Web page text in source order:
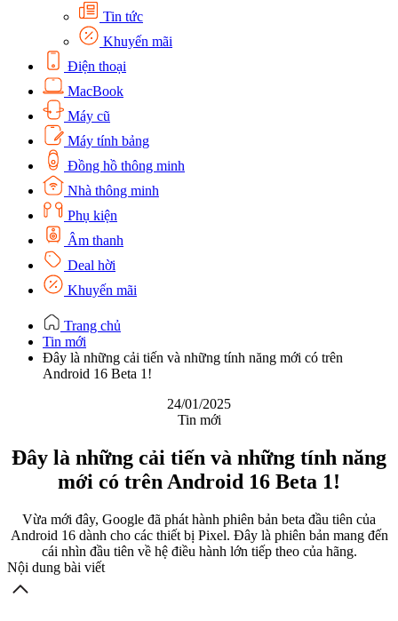
Tin tức
Khuyến mãi
Điện thoại
MacBook
Máy cũ
Máy tính bảng
Đồng hồ thông minh
Nhà thông minh
Phụ kiện
Âm thanh
Deal hời
Khuyến mãi
Trang chủ
Tin mới
Đây là những cải tiến và những tính năng mới có trên
Android 16 Beta 1!
24/01/2025
Tin mới
Đây là những cải tiến và những tính năng
mới có trên Android 16 Beta 1!
Vừa mới đây, Google đã phát hành phiên bản beta đầu tiên của
Android 16 dành cho các thiết bị Pixel. Đây là phiên bản mang đến
cái nhìn đầu tiên về hệ điều hành lớn tiếp theo của hãng.
Nội dung bài viết